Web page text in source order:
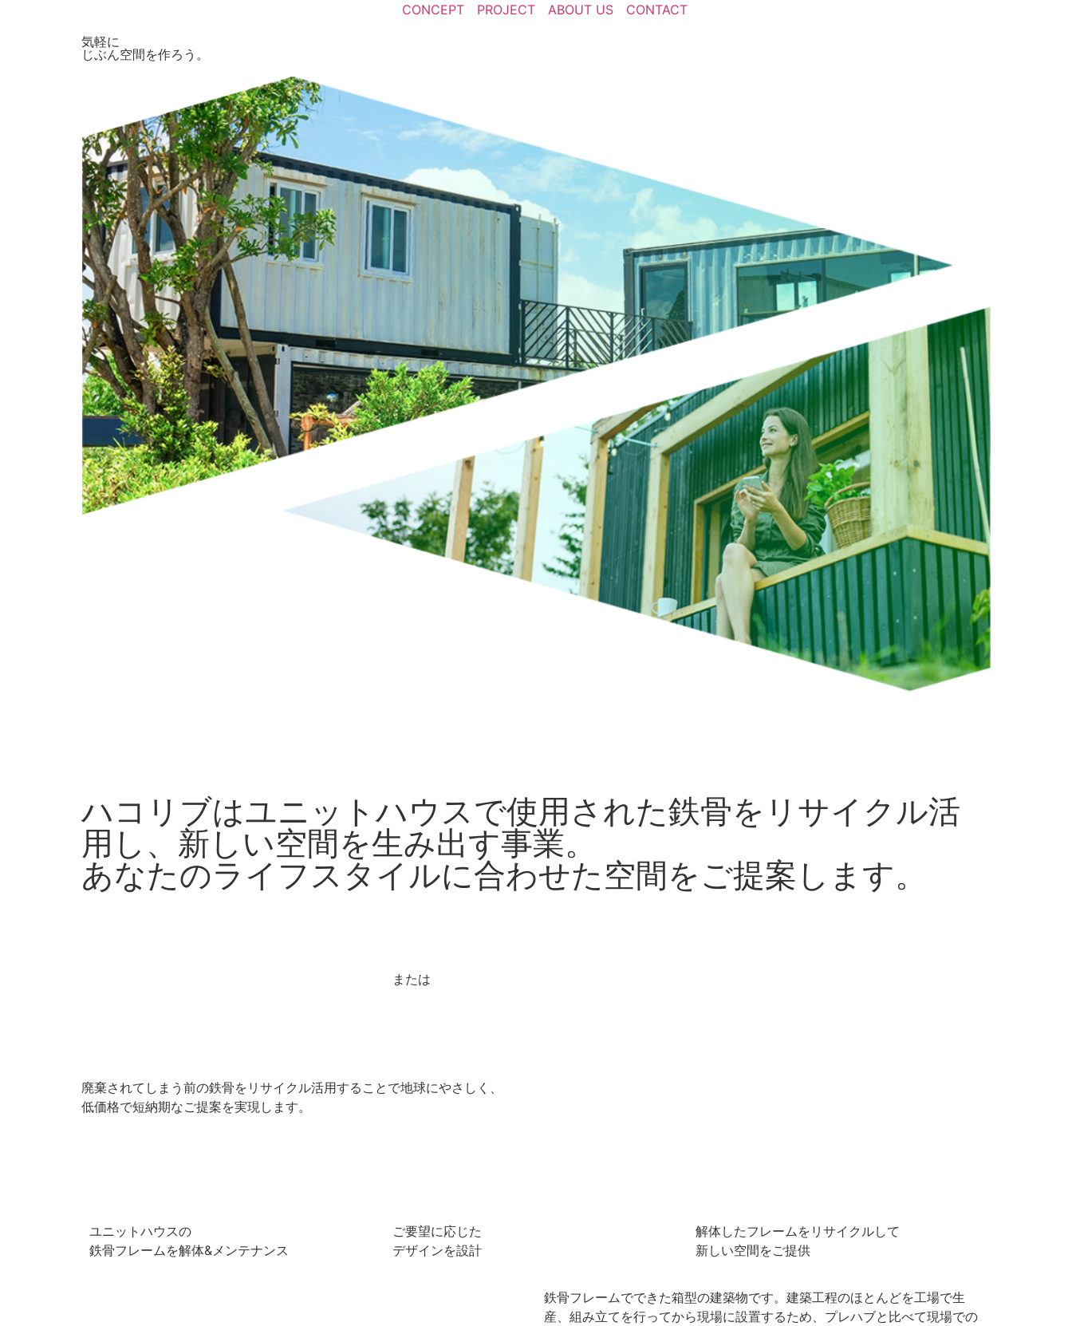
CONCEPT PROJECT ABOUT US
CONTACT
気軽に
じぶん空間を作ろう。
ハコリブはユニットハウスで使用された鉄骨をリサイクル活
用し、新しい空間を生み出す事業。
あなたのライフスタイルに合わせた空間をご提案します。
または
廃棄されてしまう前の鉄骨をリサイクル活用することで地球にやさしく、
低価格で短納期なご提案を実現します。
ユニットハウスの
鉄骨フレームを解体&メンテナンス
ご要望に応じた
デザインを設計
解体したフレームをリサイクルして
新しい空間をご提供
鉄骨フレームでできた箱型の建築物です。建築工程のほとんどを工場で生
産、組み立てを行ってから現場に設置するため、プレハブと比べて現場での